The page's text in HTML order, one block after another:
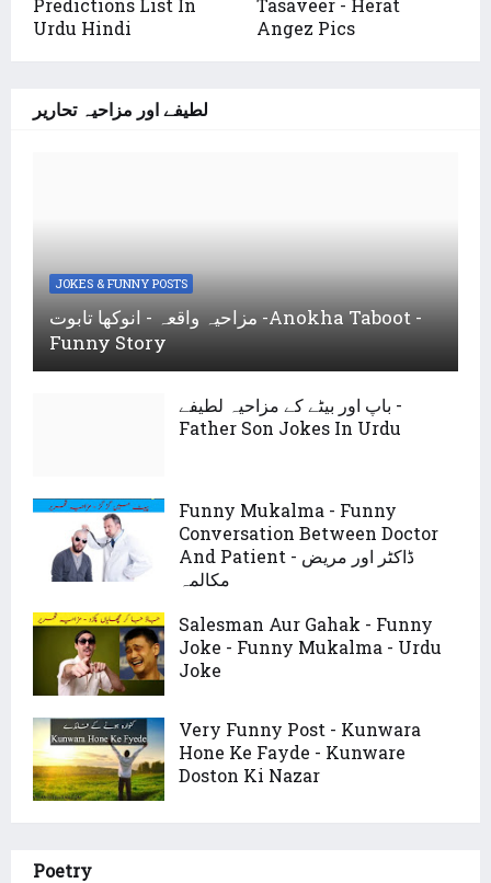
Predictions List In
Urdu Hindi
Tasaveer - Herat
Angez Pics
لطیفے اور مزاحیہ تحاریر
JOKES & FUNNY POSTS
مزاحیہ واقعہ - انوکھا تابوت -Anokha Taboot -
Funny Story
باپ اور بیٹے کے مزاحیہ لطیفے -
Father Son Jokes In Urdu
Funny Mukalma - Funny
Conversation Between Doctor
And Patient - ڈاکٹر اور مریض
مکالمہ
Salesman Aur Gahak - Funny
Joke - Funny Mukalma - Urdu
Joke
Very Funny Post - Kunwara
Hone Ke Fayde - Kunware
Doston Ki Nazar
Poetry